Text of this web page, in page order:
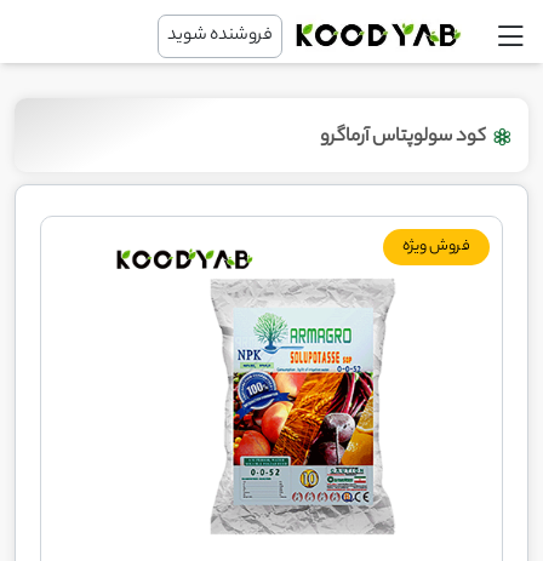
فروشنده شوید
کود سولوپتاس آرماگرو
فروش ویژه